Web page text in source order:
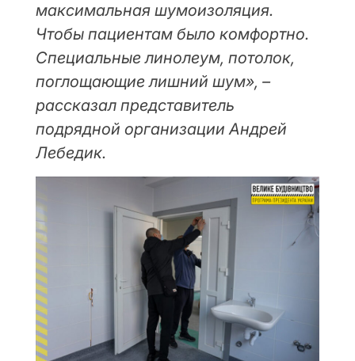
максимальная шумоизоляция.
Чтобы пациентам было комфортно.
Специальные линолеум, потолок,
поглощающие лишний шум», –
рассказал представитель
подрядной организации Андрей
Лебедик.